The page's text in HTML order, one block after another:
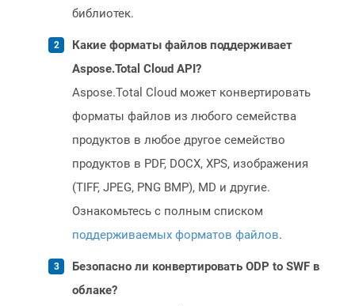
библиотек.
Какие форматы файлов поддерживает
Aspose.Total Cloud API?
Aspose.Total Cloud может конвертировать
форматы файлов из любого семейства
продуктов в любое другое семейство
продуктов в PDF, DOCX, XPS, изображения
(TIFF, JPEG, PNG BMP), MD и другие.
Ознакомьтесь с полным списком
поддерживаемых форматов файлов.
Безопасно ли конвертировать ODP to SWF в
облаке?